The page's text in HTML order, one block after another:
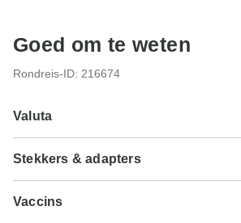
Goed om te weten
Rondreis-ID: 216674
Valuta
Nu. Ngultrum
Bhutan
Stekkers & adapters
het type G.
Vaccins